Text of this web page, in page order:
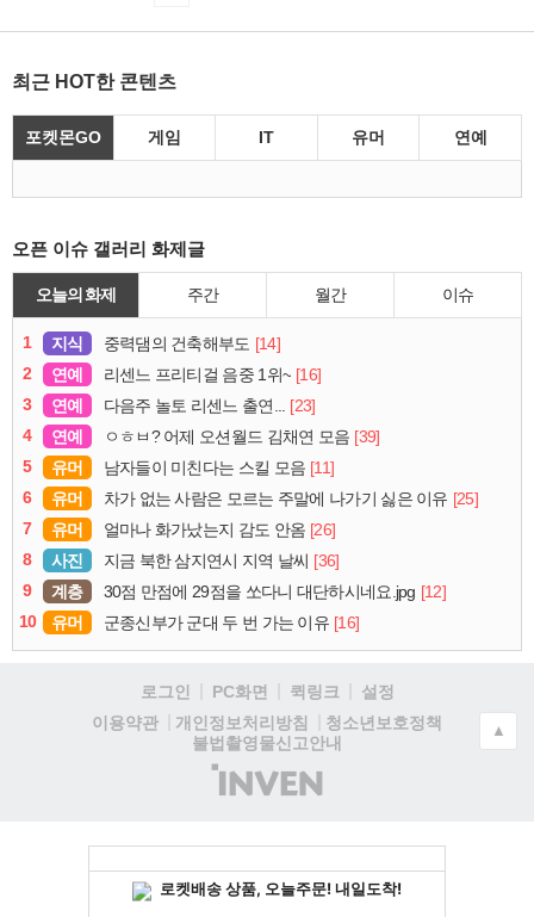
최근 HOT한 콘텐츠
포켓몬GO 게임 IT 유머 연예
오픈 이슈 갤러리 화제글
오늘의 화제 주간 월간 이슈
1 지식 중력댐의 건축해부도 [14]
2
연예 리센느 프리티걸 음중 1위~ [16]
3
연예 다음주 놀토 리센느 출연... [23]
4
연예 ㅇㅎㅂ? 어제 오션월드 김채연 모음 [39]
5
유머 남자들이 미친다는 스킬 모음 [11]
6
유머 차가 없는 사람은 모르는 주말에 나가기 싫은 이유 [25]
7
유머 얼마나 화가났는지 감도 안옴 [26]
8
사진 지금 북한 삼지연시 지역 날씨 [36]
9
계층 30점 만점에 29점을 쏘다니 대단하시네요.jpg [12]
10
유머 군종신부가 군대 두 번 가는 이유 [16]
로그인 PC화면 퀵링크
설정
이용약관
개인정보처리방침
청소년보호정책
불법촬영물신고안내
(주)
인
▲